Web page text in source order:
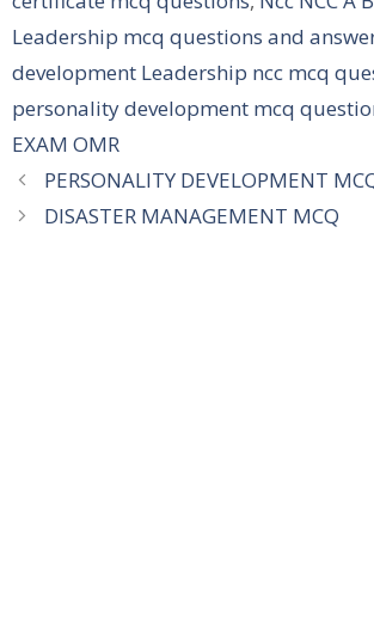
Leadership mcq questions and
development Leadership ncc mcq
personality development mcq
EXAM OMR
PERSONALITY DEVELOPMENT
DISASTER MANAGEMENT MCQ